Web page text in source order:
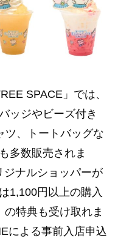
SPACE」では、
ッジやビーズ付き
ツ、トートバッグな
多数販売されま
ナルショッパーが
1,100円以上の購入
特典も受け取れま
による事前入店申込